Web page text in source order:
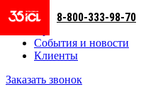
Направления
События и новости
Клиенты
Заказать звонок
8-800-333-98-70